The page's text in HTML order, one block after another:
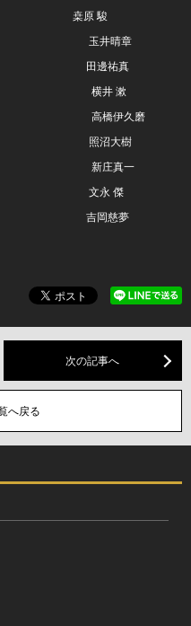
桒原 駿
玉井晴章
ス 田邊祐真
横井 漱
高橋伊久磨
照沼大樹
庄真一
文永 傑
吉岡慈夢
次の記事へ
へ戻る